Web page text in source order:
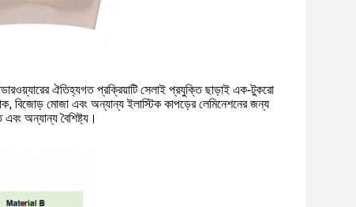
ঐতিহ্যগত প্রক্রিয়াটি সেলাই প্রযুক্তি ছাড়াই এক-টুকরো
বিজোড় মোজা এবং অন্যান্য ইলাস্টিক কাপড়ের লেমিনেশনের জন্য
অন্যান্য বৈশিষ্ট্য।